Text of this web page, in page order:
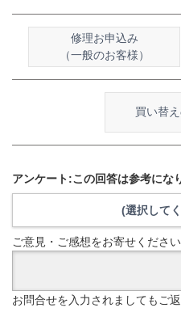
修理お申込み
（一般のお客様）
買い替
アンケート:この回答は参考にな
(選択して
ご意見・ご感想をお寄せください
お問合せを入力されましてもご